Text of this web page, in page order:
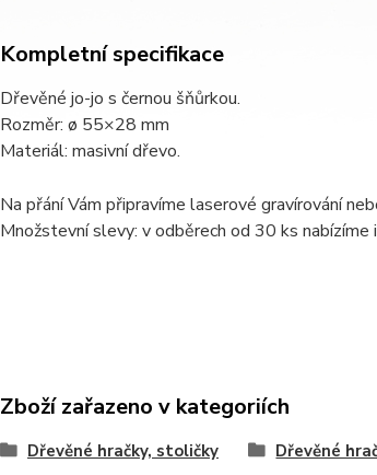
Kompletní specifikace
Dřevěné jo-jo s černou šňůrkou.
Rozměr: ø 55×28 mm
Materiál: masivní dřevo.
Na přání Vám připravíme laserové gravírování
Množstevní slevy: v odběrech od 30 ks nabízíme
Zboží zařazeno v kategoriích
Dřevěné hračky, stoličky Dřevěné